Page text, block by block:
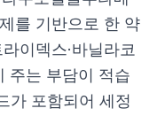
를 기반으로 한 약
이덱스·바닐라코
주는 부담이 적습
가 포함되어 세정